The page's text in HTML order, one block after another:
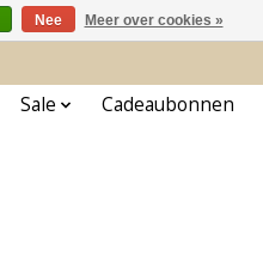
Sale Cadeaubonnen
Nee Meer over cookies »